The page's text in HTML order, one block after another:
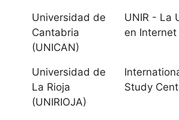
Jorge
Universidad de
La Laguna
Universidad de
Cantabria
(UNICAN)
UNIR - La
en Internet
Universidad de
La Rioja
(UNIRIOJA)
Study